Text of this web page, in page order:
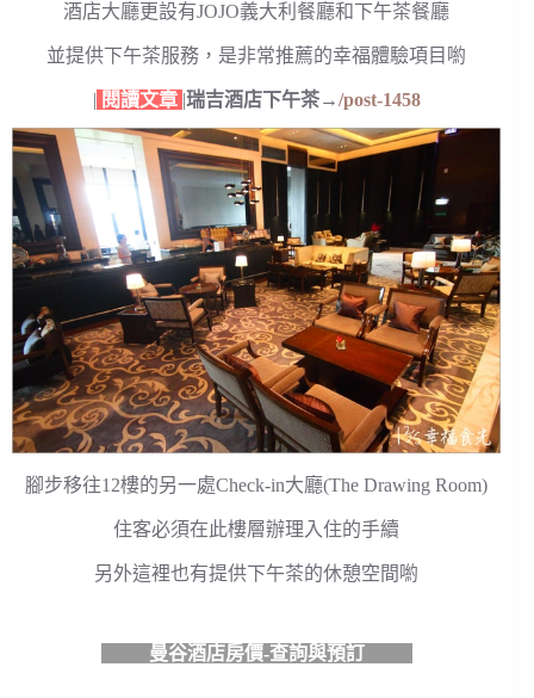
酒店大廳更設有JOJO義大利餐廳和下午茶餐廳
並提供下午茶服務，是非常推薦的幸福體驗項目喲
| 閱讀文章 |瑞吉酒店下午茶→/post-1458
腳步移往12樓的另一處Check-in大廳(The Drawing Room)
住客必須在此樓層辦理入住的手續
另外這裡也有提供下午茶的休憩空間喲
曼谷酒店房價-查詢與預訂